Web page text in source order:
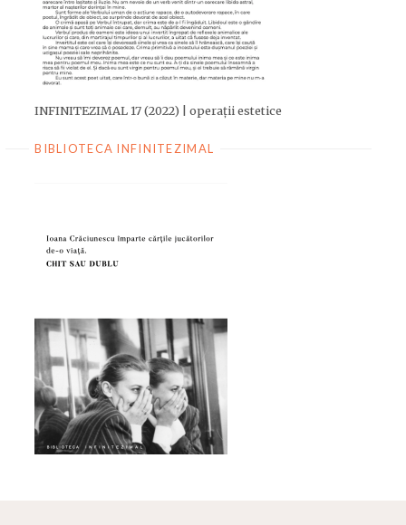
INFINITEZIMAL 17 (2022) | operații estetice
BIBLIOTECA INFINITEZIMAL